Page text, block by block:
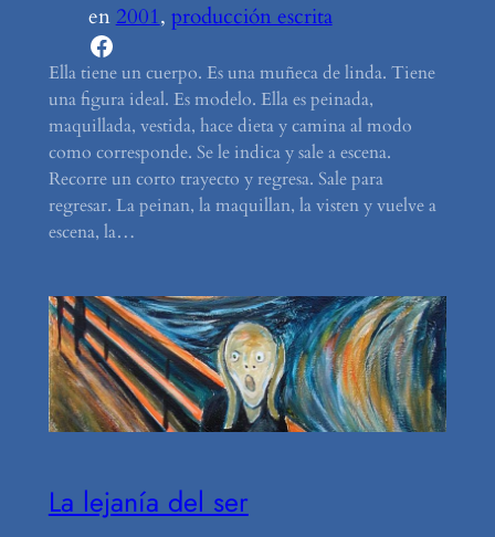
en 2001, producción escrita
Facebook
Ella tiene un cuerpo. Es una muñeca de linda. Tiene
una figura ideal. Es modelo. Ella es peinada,
maquillada, vestida, hace dieta y camina al modo
como corresponde. Se le indica y sale a escena.
Recorre un corto trayecto y regresa. Sale para
regresar. La peinan, la maquillan, la visten y vuelve a
escena, la…
La lejanía del ser